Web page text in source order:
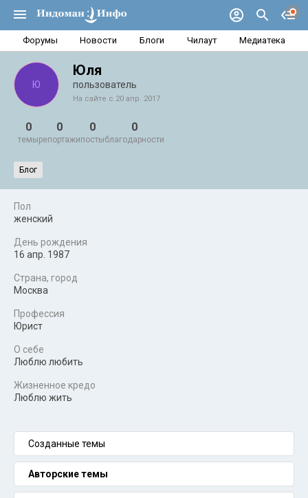
Форумы Новости Блоги Чилаут Медиатека
Ю
Юля
пользователь
На сайте с 20 апр. 2017
0
темы
0
репортажи
0
посты
0
благодарности
Блог
Пол
женский
День рождения
16 апр. 1987
Страна, город
Москва
Профессия
Юрист
О себе
Люблю любить
Жизненное кредо
Люблю жить
Созданные темы
Авторские темы